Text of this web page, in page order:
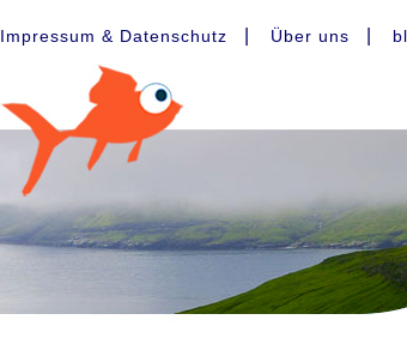
Impressum & Datenschutz Über uns